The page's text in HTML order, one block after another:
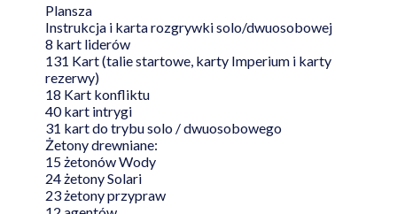
Plansza
Instrukcja i karta rozgrywki solo/dwuosobowej
8 kart liderów
131 Kart (talie startowe, karty Imperium i karty
rezerwy)
18 Kart konfliktu
40 kart intrygi
31 kart do trybu solo / dwuosobowego
Żetony drewniane:
15 żetonów Wody
24 żetony Solari
23 żetony przypraw